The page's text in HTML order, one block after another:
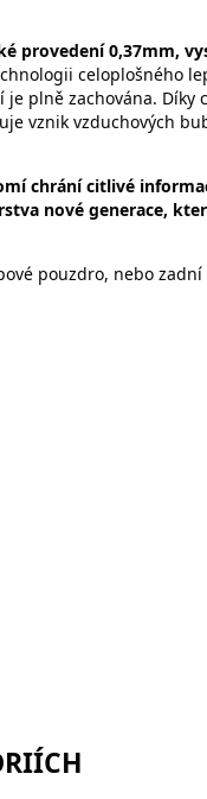
provedení 0,37mm,
celoplošného
plně zachována. Díky
vznik vzduchových
chrání citlivé
nové generace,
pouzdro, nebo zadní